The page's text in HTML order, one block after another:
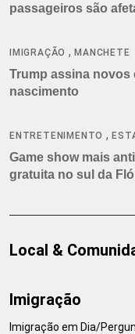
passageiros são
IMIGRAÇÃO ,MANCHETE
Trump assina
nascimento
ENTRETENIMENTO ,
Game show mais
gratuita no sul da
Local &
Imigração
Imigração em Dia/